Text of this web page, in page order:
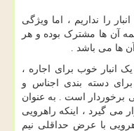
را نداریم ، اما ویژگی
آن ها مشترک بوده و هر
ها می باشد .
انبار خوب برای اجاره ،
دسته بندی اجناس و
برخوردار است . به عنوان
می گیرد ، اینکه راهرویی
راهرویی با عرض حداقلی نیم